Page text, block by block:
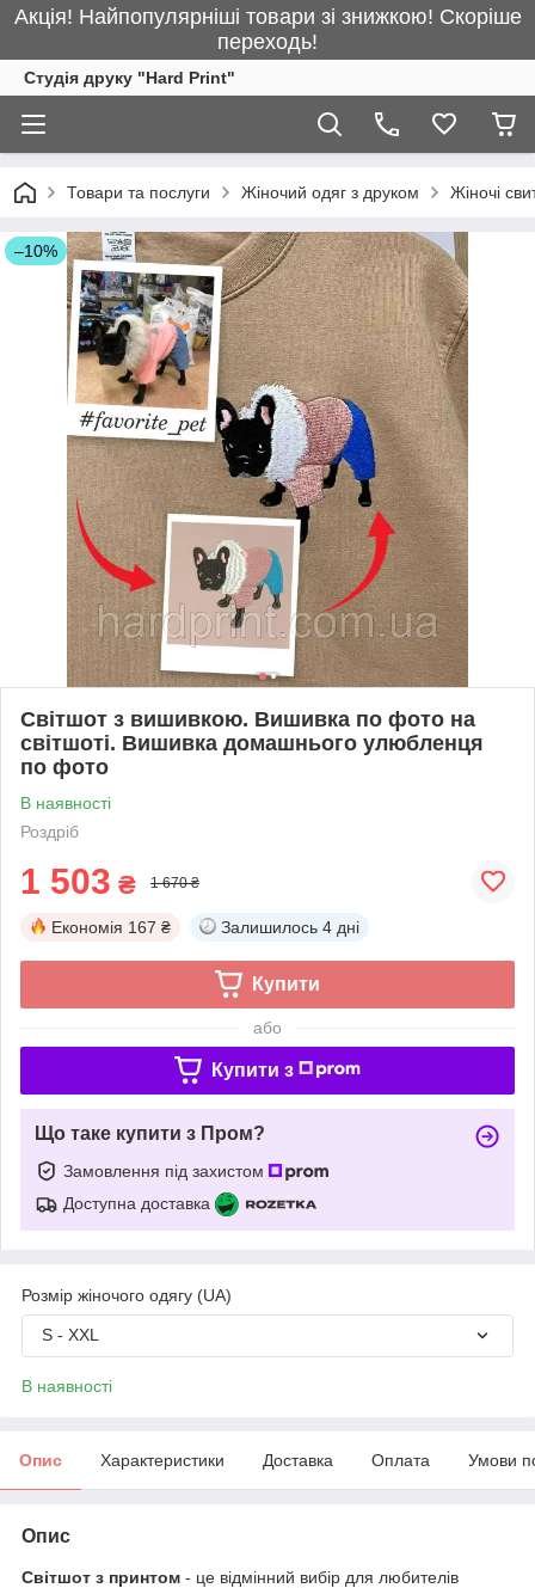
Акція! Найпопулярніші товари зі знижкою! Скоріше
переходь!
Студія друку "Hard Print"
Товари та послуги Жіночий одяг з друком Жіночі
–10%
Світшот з вишивкою. Вишивка по фото на
світшоті. Вишивка домашнього улюбленця
по фото
В наявності
Роздріб
1 503 ₴ 1 670 ₴
Економія 167 ₴ Залишилось 4 дні
Купити
або
Купити з
Що таке купити з Пром?
Замовлення під захистом
Доступна доставка
Розмір жіночого одягу (UA)
S - XXL
В наявності
Опис Характеристики Доставка Оплата Умови
Опис
Світшот з принтом - це відмінний вибір для любителів